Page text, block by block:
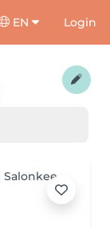
EN Login